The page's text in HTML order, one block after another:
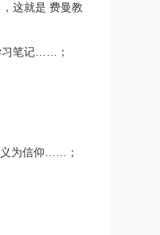
，这就是 费曼教
笔记…… ；
为信仰…… ；